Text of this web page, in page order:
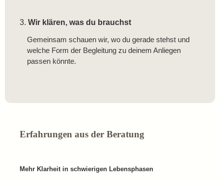
3. Wir klären, was du brauchst
Gemeinsam schauen wir, wo du gerade stehst und
welche Form der Begleitung zu deinem Anliegen
passen könnte.
Erfahrungen aus der Beratung
Mehr Klarheit in schwierigen Lebensphasen